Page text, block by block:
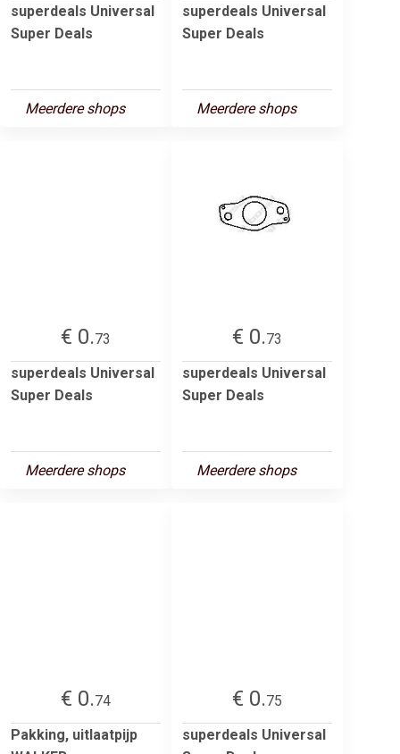
superdeals Universal
Super Deals
Meerdere shops
superdeals Universal
Super Deals
Meerdere shops
€ 0.73
superdeals Universal
Super Deals
Meerdere shops
€ 0.73
superdeals Universal
Super Deals
Meerdere shops
€ 0.74
Pakking, uitlaatpijp
€ 0.75
superdeals Universal